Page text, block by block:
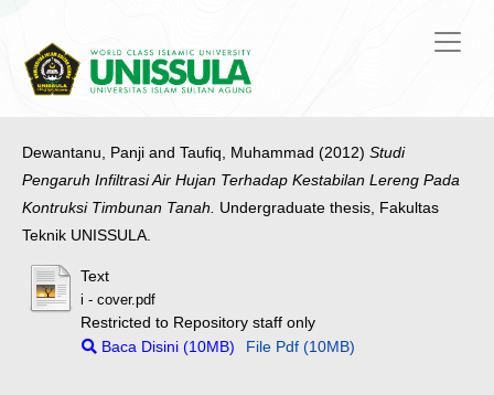
Dewantanu, Panji and Taufiq, Muhammad (2012) Studi
Pengaruh Infiltrasi Air Hujan Terhadap Kestabilan Lereng Pada
Kontruksi Timbunan Tanah. Undergraduate thesis, Fakultas
Teknik UNISSULA.
Text
i - cover.pdf
Restricted to Repository staff only
Baca Disini (10MB)
File Pdf (10MB)